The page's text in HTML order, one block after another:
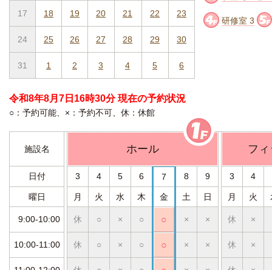
17 18 19 20 21 22 23
24 25 26 27 28 29 30
31 1 2 3 4 5 6
研修室 3
令和8年8月7日16時30分 現在の予約状況
○：予約可能、×：予約不可、休：休館
施設名 ホール フィ
日付 3 4 5 6 7 8 9 3 4
曜日 月 火 水 木 金 土 日 月 火
9:00-10:00 休 ○ × ○ ○ × × 休 ×
10:00-11:00 休 ○ × ○ ○ × × 休 ×